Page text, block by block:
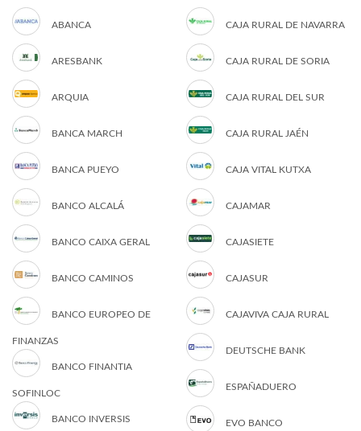
ABANCA
ARESBANK
ARQUIA
BANCA MARCH
BANCA PUEYO
BANCO ALCALÁ
BANCO CAIXA GERAL
BANCO CAMINOS
BANCO EUROPEO DE
FINANZAS
BANCO FINANTIA
SOFINLOC
BANCO INVERSIS
CAJA RURAL DE NAVARRA
CAJA RURAL DE SORIA
CAJA RURAL DEL SUR
CAJA RURAL JAÉN
CAJA VITAL KUTXA
CAJAMAR
CAJASIETE
CAJASUR
CAJAVIVA CAJA RURAL
DEUTSCHE BANK
ESPAÑADUERO
EVO BANCO